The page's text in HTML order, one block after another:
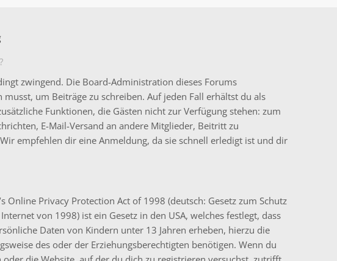
zwingend. Die Board-Administration dieses Forums
um Beiträge zu schreiben. Auf jeden Fall erhältst du als
Funktionen, die Gästen nicht zur Verfügung stehen: zum
E-Mail-Versand an andere Mitglieder, Beitritt zu
empfehlen dir eine Anmeldung, da sie schnell erledigt ist und dir
Online Privacy Protection Act of 1998 (deutsch: Gesetz zum Schutz
von 1998) ist ein Gesetz in den USA, welches festlegt, dass
Daten von Kindern unter 13 Jahren erheben, hierzu die
des oder der Erziehungsberechtigten benötigen. Wenn du